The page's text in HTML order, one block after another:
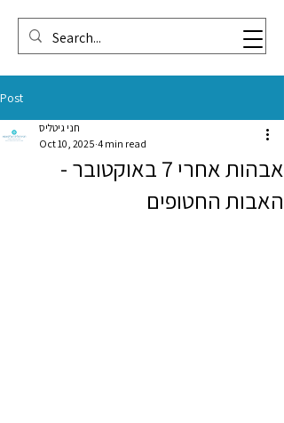
Post
אבהות אחרי 7 באוקטובר -
האבות החטופים
חני גיטליס
Oct 10, 2025 4 min read